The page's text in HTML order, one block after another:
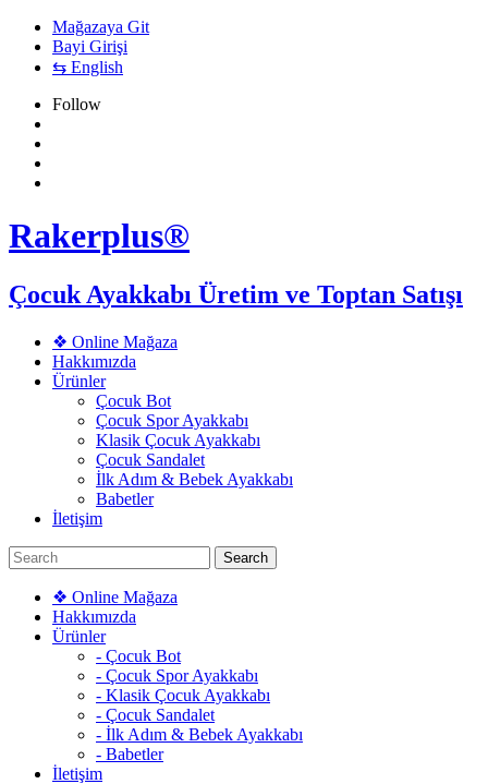
Mağazaya Git
Bayi Girişi
⇆ English
Follow
Rakerplus®
Çocuk Ayakkabı Üretim ve Toptan Satışı
❖ Online Mağaza
Hakkımızda
Ürünler
Çocuk Bot
Çocuk Spor Ayakkabı
Klasik Çocuk Ayakkabı
Çocuk Sandalet
İlk Adım & Bebek Ayakkabı
Babetler
İletişim
❖ Online Mağaza
Hakkımızda
Ürünler
- Çocuk Bot
- Çocuk Spor Ayakkabı
- Klasik Çocuk Ayakkabı
- Çocuk Sandalet
- İlk Adım & Bebek Ayakkabı
- Babetler
İletişim